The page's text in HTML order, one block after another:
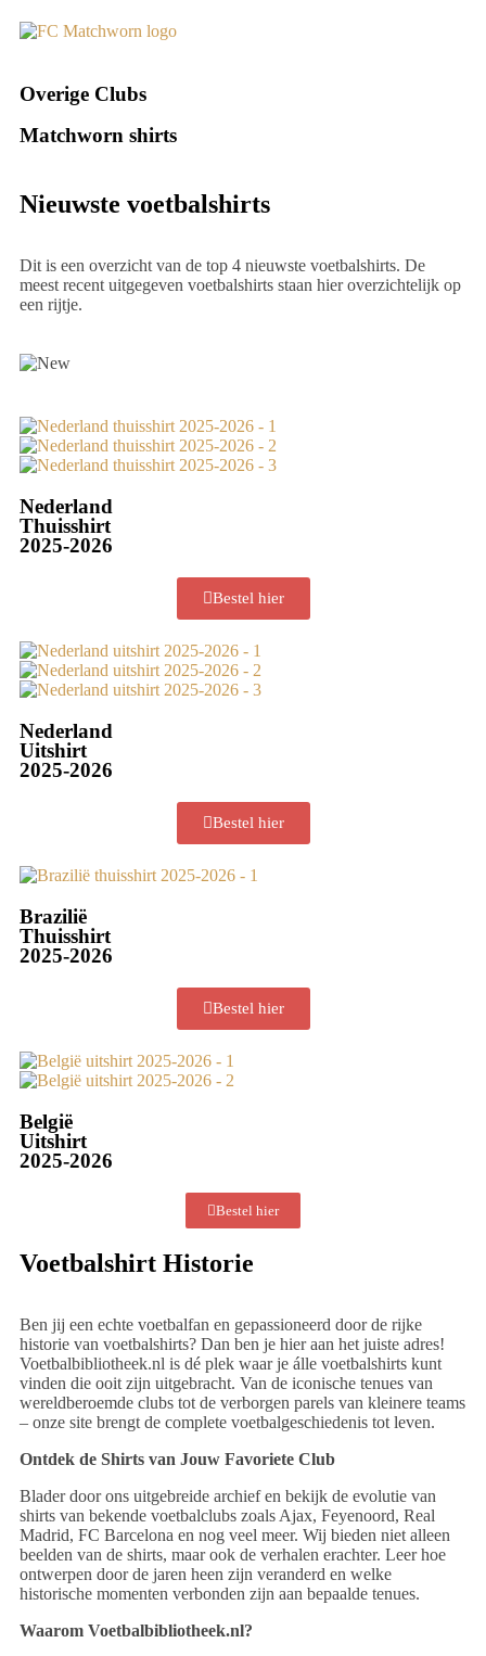
Overige Clubs
Matchworn shirts
Nieuwste voetbalshirts
Dit is een overzicht van de top 4 nieuwste voetbalshirts. De
meest recent uitgegeven voetbalshirts staan hier overzichtelijk op
een rijtje.
Nederland
Thuisshirt
2025-2026
Bestel hier
Nederland
Uitshirt
2025-2026
Bestel hier
Brazilië
Thuisshirt
2025-2026
Bestel hier
België
Uitshirt
2025-2026
Bestel hier
Voetbalshirt Historie
Ben jij een echte voetbalfan en gepassioneerd door de rijke
historie van voetbalshirts? Dan ben je hier aan het juiste adres!
Voetbalbibliotheek.nl is dé plek waar je álle voetbalshirts kunt
vinden die ooit zijn uitgebracht. Van de iconische tenues van
wereldberoemde clubs tot de verborgen parels van kleinere teams
– onze site brengt de complete voetbalgeschiedenis tot leven.
Ontdek de Shirts van Jouw Favoriete Club
Blader door ons uitgebreide archief en bekijk de evolutie van
shirts van bekende voetbalclubs zoals Ajax, Feyenoord, Real
Madrid, FC Barcelona en nog veel meer. Wij bieden niet alleen
beelden van de shirts, maar ook de verhalen erachter. Leer hoe
ontwerpen door de jaren heen zijn veranderd en welke
historische momenten verbonden zijn aan bepaalde tenues.
Waarom Voetbalbibliotheek.nl?